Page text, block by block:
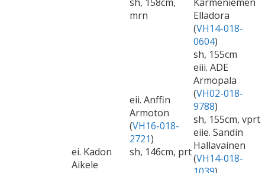
mrn
Elladora
(VH14-018-
0604)
sh, 155cm
ei. Kadon
Aikele
eii. Anffin
Armoton
(VH16-018-
2721)
sh, 146cm, prt
eiii. ADE
Armopala
(VH02-018-
9788)
sh, 155cm, vprt
eiie. Sandin
Hallavainen
(VH14-018-